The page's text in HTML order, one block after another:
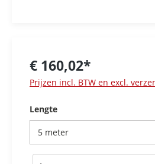
€ 160,02*
Prijzen incl. BTW en excl.
Lengte